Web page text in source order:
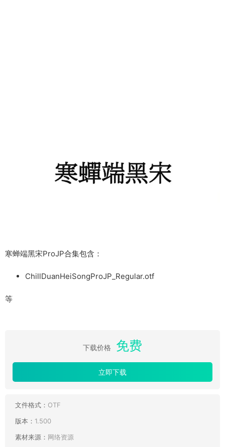
寒蝉端黑宋ProJP合集包含：
ChillDuanHeiSongProJP_Regular.otf
等
下载价格 免费
立即下载
文件格式： OTF
版本： 1.500
素材来源： 网络资源